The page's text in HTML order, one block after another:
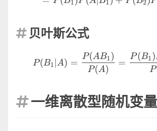
1 1 2
 贝叶斯公式
P(B1 ∣A) =
P(A)
P(AB1)
=
P
P(B1)
一维离散型随机变量